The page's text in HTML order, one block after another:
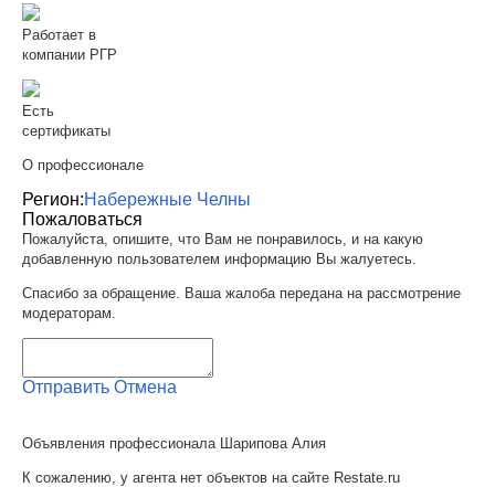
Работает в
компании РГР
Есть
сертификаты
О профессионале
Регион:Набережные Челны
Пожаловаться
Пожалуйста, опишите, что Вам не понравилось, и на какую
добавленную пользователем информацию Вы жалуетесь.
Спасибо за обращение. Ваша жалоба передана на рассмотрение
модераторам.
Отправить Отмена
Объявления профессионала Шарипова Алия
К сожалению, у агента нет объектов на сайте Restate.ru